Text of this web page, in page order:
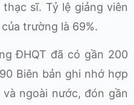
sĩ. Tỷ lệ giảng viên
trường là 69%.
ĐHQT đã có gần 200
Biên bản ghi nhớ hợp
ngoài nước, đón gần